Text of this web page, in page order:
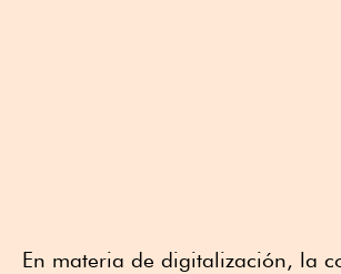
En materia de digitalización, la